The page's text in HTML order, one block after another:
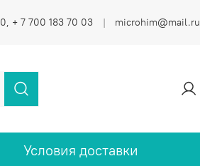
+ 7 700 183 70 03 microhim@mail.ru
Условия доставки